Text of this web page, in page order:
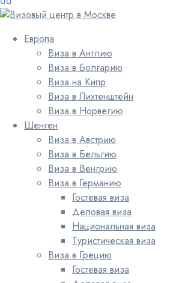
Европа
Виза в Англию
Виза в Болгарию
Виза на Кипр
Виза в Лихтенштейн
Виза в Норвегию
Шенген
Виза в Австрию
Виза в Бельгию
Виза в Венгрию
Виза в Германию
Гостевая виза
Деловая виза
Национальная виза
Туристическая виза
Виза в Грецию
Гостевая виза